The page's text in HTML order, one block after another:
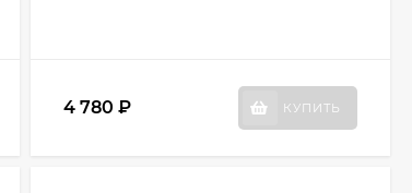
4 780 ₽ КУПИТЬ